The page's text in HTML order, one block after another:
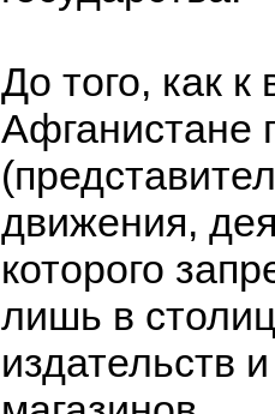
До того, как к
Афганистане
движения,
которого
лишь в
издательств